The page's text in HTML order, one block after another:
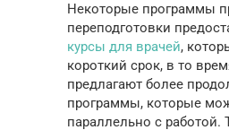
Некоторые программы
переподготовки
курсы для врачей,
короткий срок, в то
предлагают более
программы, которые
параллельно с работой.